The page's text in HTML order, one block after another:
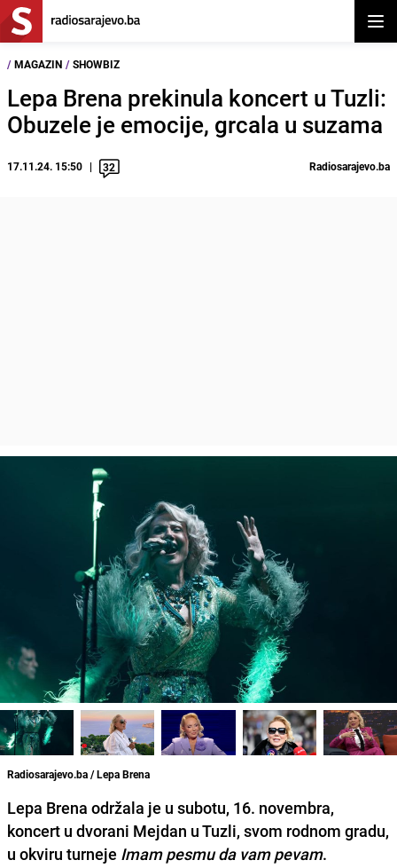
/ MAGAZIN / SHOWBIZ
Lepa Brena prekinula koncert u Tuzli:
Obuzele je emocije, grcala u suzama
17.11.24. 15:50 32 Radiosarajevo.ba
Radiosarajevo.ba / Lepa Brena
Lepa Brena održala je u subotu, 16. novembra,
koncert u dvorani Mejdan u Tuzli, svom rodnom gradu,
u okviru turneje Imam pesmu da vam pevam.